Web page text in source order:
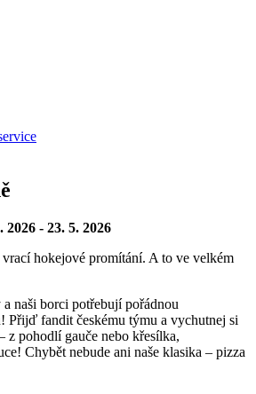
2026 - 23. 5. 2026
hokejové promítání. A to ve velkém
naši borci potřebují pořádnou
Přijď fandit českému týmu a vychutnej si
z pohodlí gauče nebo křesílka,
Chybět nebude ani naše klasika – pizza